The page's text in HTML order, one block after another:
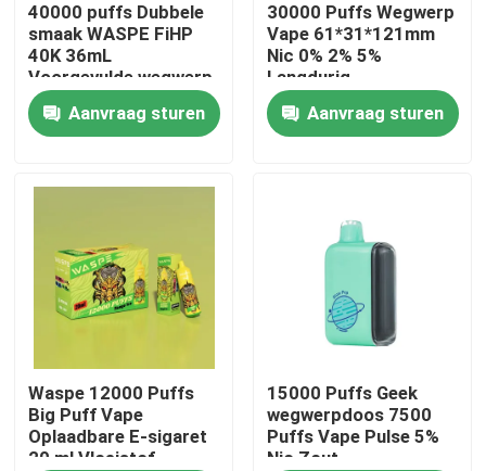
Ongeveer ons
Fabrieksreis
Kwaliteitscontrole
Contacteer ons
Nieuws
Beschikbare Vape-Pen
Het Beschikbare Vape Apparaat van CBD
40000 puffs Dubbele
smaak WASPE FiHP
40K 36mL
Voorgevulde wegwerp
vape
Aanvraag sturen
30000 Puffs Wegwerp
Vape 61*31*121mm
Nic 0% 2% 5%
Langdurig
Aanvraag sturen
Waspe 12000 Puffs
Big Puff Vape
Oplaadbare E-sigaret
20 ml Vloeistof
15000 Puffs Geek
wegwerpdoos 7500
Puffs Vape Pulse 5%
Nic Zout